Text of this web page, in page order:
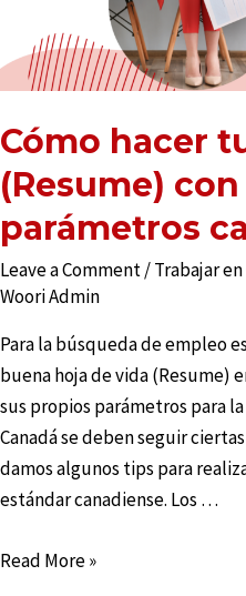
Cómo hacer
(Resume)
parámetros
Leave a Comment/Trabajar en
Woori Admin
Para la búsqueda de empleo
buena hoja de vida (Resume)
sus propios parámetros para
Canadá se deben seguir
damos algunos tips para
estándar canadiense. Los …
Read More »